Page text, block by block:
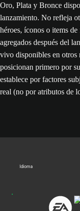
Oro, Plata y Bronce
lanzamiento. No refleja
héroes, íconos o items
agregados después del
vivo disponibles en otros
posicionan primero por
establece por factores
real (no por atributos de
Idioma